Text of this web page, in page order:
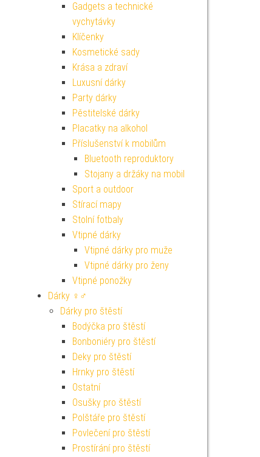
Gadgets a technické
vychytávky
Klíčenky
Kosmetické sady
Krása a zdraví
Luxusní dárky
Party dárky
Pěstitelské dárky
Placatky na alkohol
Příslušenství k mobilům
Bluetooth reproduktory
Stojany a držáky na mobil
Sport a outdoor
Stírací mapy
Stolní fotbaly
Vtipné dárky
Vtipné dárky pro muže
Vtipné dárky pro ženy
Vtipné ponožky
Dárky ♀♂
Dárky pro štěstí
Bodýčka pro štěstí
Bonboniéry pro štěstí
Deky pro štěstí
Hrnky pro štěstí
Ostatní
Osušky pro štěstí
Polštáře pro štěstí
Povlečení pro štěstí
Prostírání pro štěstí